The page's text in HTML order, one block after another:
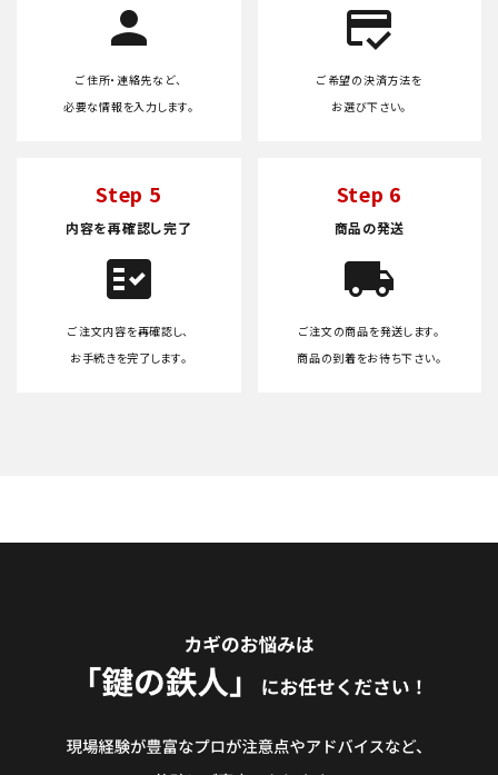
person
ご住所・連絡先など、
必要な情報を入力します。
credit_score
ご希望の決済方法を
お選び下さい。
Step 5
内容を再確認し完了
fact_check
ご注文内容を再確認し、
お手続きを完了します。
Step 6
商品の発送
local_shipping
ご注文の商品を発送します。
商品の到着をお待ち下さい。